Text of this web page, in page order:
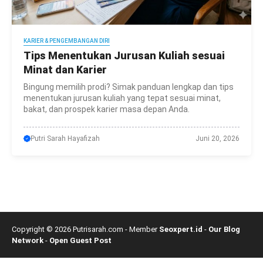
KARIER & PENGEMBANGAN DIRI
Tips Menentukan Jurusan Kuliah sesuai
Minat dan Karier
Bingung memilih prodi? Simak panduan lengkap dan tips
menentukan jurusan kuliah yang tepat sesuai minat,
bakat, dan prospek karier masa depan Anda.
Putri Sarah Hayafizah Juni 20, 2026
Copyright © 2026 Putrisarah.com - Member Seoxpert.id - Our Blog
Network - Open Guest Post